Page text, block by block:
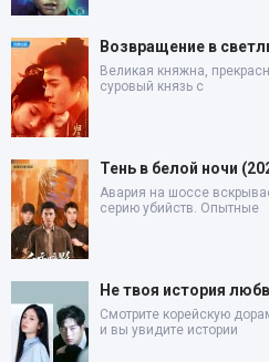
Возвращение в
Великая княжна,
суровый князь с
Тень в белой ночи
Авария на шоссе
серию убийств. Опытные
Не твоя история
Смотрите корейскую
и вы увидите истории